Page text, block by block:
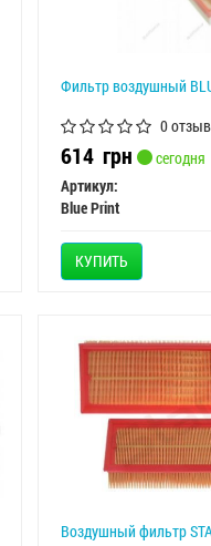
Фильтр воздушный
0
614 грн
сегодня
Артикул:
Blue Print
КУПИТЬ
Воздушный фильтр